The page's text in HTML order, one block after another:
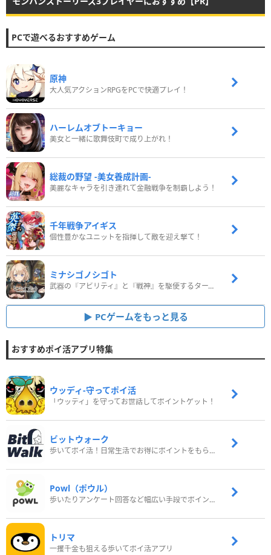
PCで遊べるおすすめゲーム
原神
大人気アクションRPGをPCで快適プレイ！
ハーレムオブトーキョー
美女と一緒に歌舞伎町で成り上がれ！
総裁の野望 -美女養成計画-
美麗なキャラを引き連れて金融戦争を制覇しよう！
千年戦争アイギス
個性豊かなユニットを指揮して敵を迎え撃て！
ミナシゴノシゴト
武器の『アビリティ』と『戦神』を駆使するターン制コマンドバトルRPG！
PCゲームをもっと見る
おすすめポイ活アプリ特集
ウッディ‐守ってポイ活
「ウッディ」を守ってお世話してポイントゲット！
ビットウォーク
歩いてポイ活！日常生活でお得にポイントをもらおう
Powl（ポウル）
歩いたりアンケート回答など幅広い手段でポイントをゲット
トリマ
一攫千金も狙える歩いてポイ活アプリ